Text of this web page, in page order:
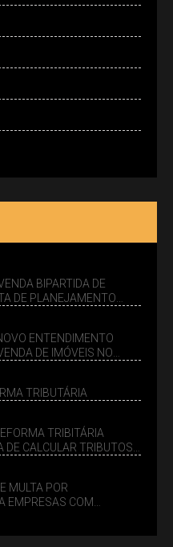
BIPARTIDA DE
DE PLANEJAMENTO
ENTENDIMENTO
DE IMÓVEIS NO
TRIBUTÁRIA
TRIBITÁRIA
DE CALCULAR TRIBUTOS
MULTA POR
EMPRESAS COM